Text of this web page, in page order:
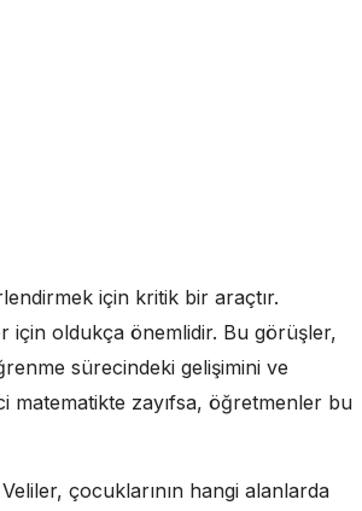
için kritik bir araçtır.
için oldukça önemlidir. Bu görüşler,
sürecindeki gelişimini ve
matematikte zayıfsa, öğretmenler bu
çocuklarının hangi alanlarda